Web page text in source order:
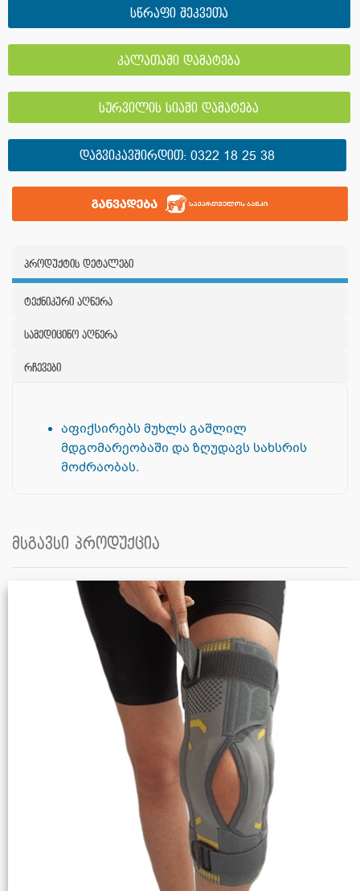
სწრაფი შეკვეთა
კალათაში დამატება
სურვილის სიაში დამატება
ᲓᲐᲒᲕᲘᲙᲐᲕᲨᲘᲠᲓᲘᲗ:0322 18 25 38
პროდუქტის დეტალები
ტექნიკური აღწერა
სამედიცინო აღწერა
რჩევები
აფიქსირებს მუხლს გაშლილ
მდგომარეობაში და ზღუდავს სახსრის
მოძრაობას.
მსგავსი პროდუქცია